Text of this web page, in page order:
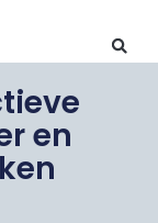
en